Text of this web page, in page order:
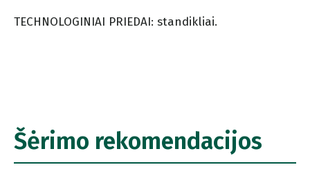
TECHNOLOGINIAI PRIEDAI: standikliai.
Šėrimo rekomendacijos